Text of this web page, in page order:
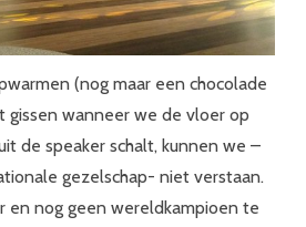
(nog maar een chocolade
gissen wanneer we de vloer op
de speaker schalt, kunnen we –
gezelschap- niet verstaan.
en nog geen wereldkampioen te